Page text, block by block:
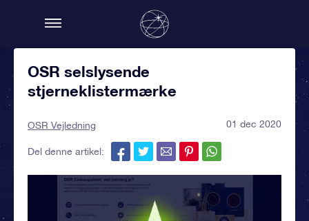
OSR selslysende
stjerneklistermærke
OSR Vejledning 01 dec 2020
Del denne artikel: